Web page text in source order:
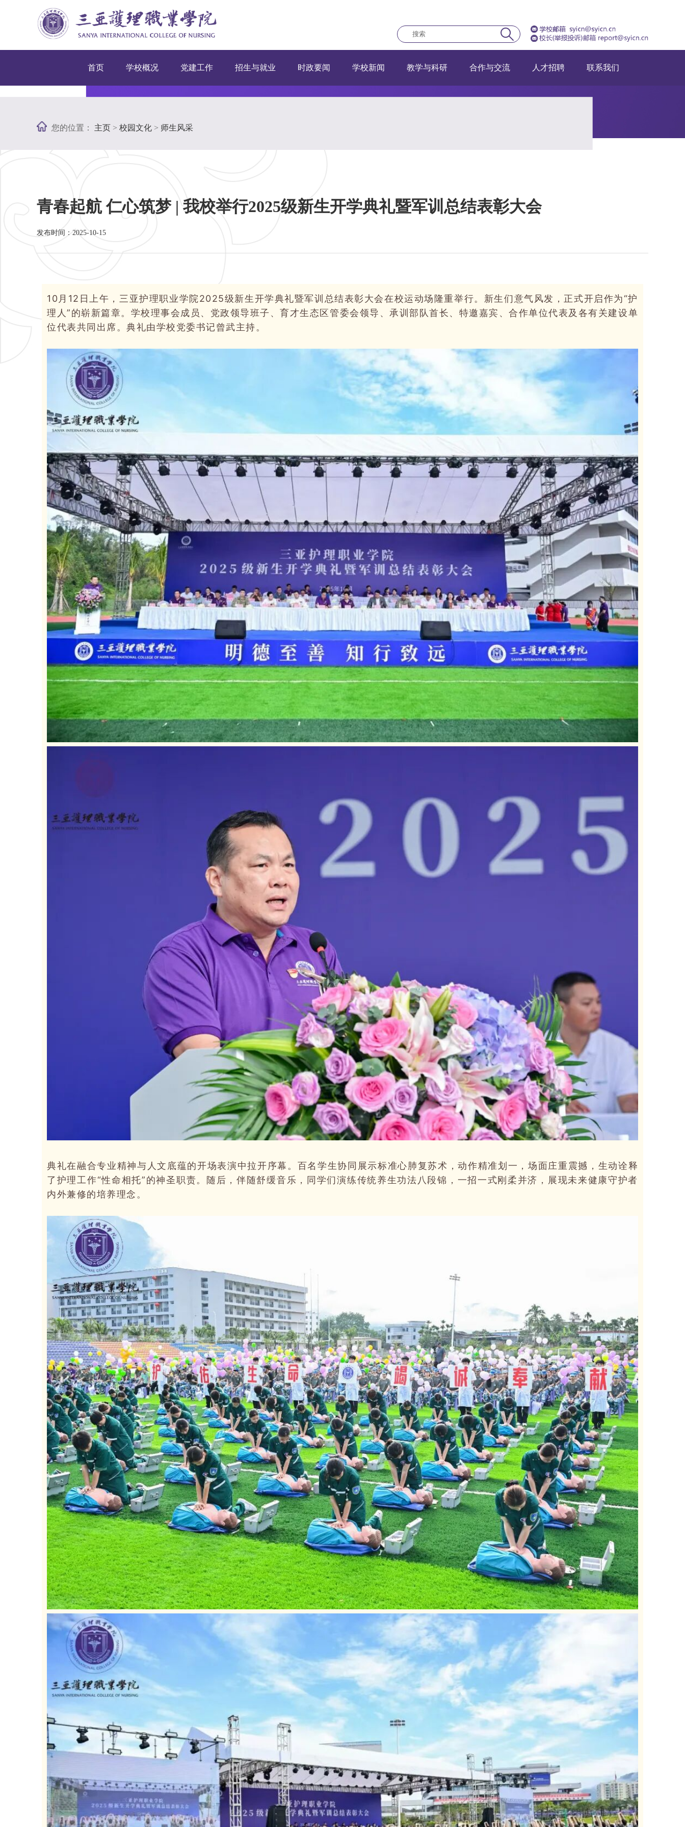
首页 学校概况 党建工作 招生与就业 时政要闻 学校新闻 教学与科研 合作与交流 人才招聘 联系我们
您的位置： 主页 > 校园文化 > 师生风采
青春起航 仁心筑梦 | 我校举行2025级新生开学典礼暨军训总结表彰大会
发布时间：2025-10-15
10月12日上午，三亚护理职业学院2025级新生开学典礼暨军训总结表彰大会在校运动场隆重举行。新生们意气风发，正式开启作为“护
理人”的崭新篇章。学校理事会成员、党政领导班子、育才生态区管委会领导、承训部队首长、特邀嘉宾、合作单位代表及各有关建设单
位代表共同出席。典礼由学校党委书记曾武主持。
典礼在融合专业精神与人文底蕴的开场表演中拉开序幕。百名学生协同展示标准心肺复苏术，动作精准划一，场面庄重震撼，生动诠释
了护理工作“性命相托”的神圣职责。随后，伴随舒缓音乐，同学们演练传统养生功法八段锦，一招一式刚柔并济，展现未来健康守护者
内外兼修的培养理念。